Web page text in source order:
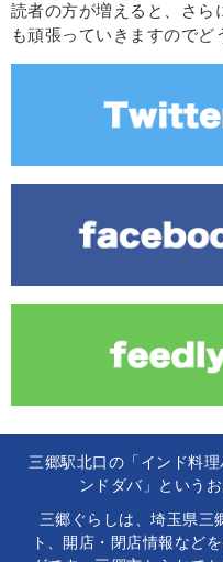
読者の方が増えると、さら
も頑張っていきますのでど
三郷駅北口の「インド料
ンドダバ」という
三郷ぐらしは、埼玉県三
ト、開店・閉店情報など